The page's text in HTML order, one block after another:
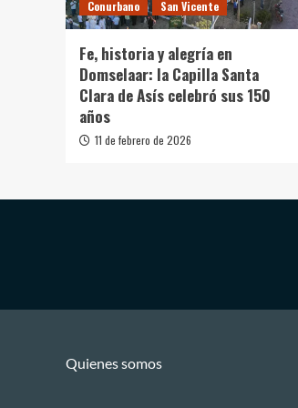
Conurbano San Vicente
Fe, historia y alegría en
Domselaar: la Capilla Santa
Clara de Asís celebró sus 150
años
11 de febrero de 2026
Quienes somos